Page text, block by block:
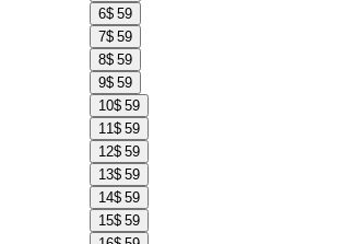
6$ 59
7$ 59
8$ 59
9$ 59
10$ 59
11$ 59
12$ 59
13$ 59
14$ 59
15$ 59